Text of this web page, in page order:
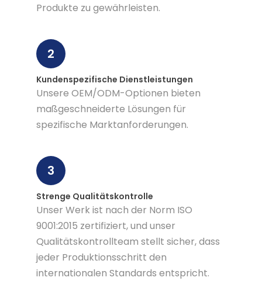
Produkte zu gewährleisten.
2
Kundenspezifische Dienstleistungen
Unsere OEM/ODM-Optionen bieten
maßgeschneiderte Lösungen für
spezifische Marktanforderungen.
3
Strenge Qualitätskontrolle
Unser Werk ist nach der Norm ISO
9001:2015 zertifiziert, und unser
Qualitätskontrollteam stellt sicher, dass
jeder Produktionsschritt den
internationalen Standards entspricht.